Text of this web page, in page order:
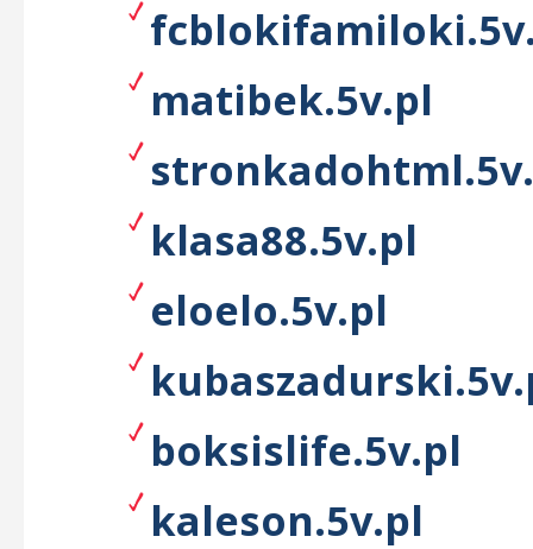
matibek.5v.pl
klasa88.5v.pl
eloelo.5v.pl
boksislife.5v.pl
kaleson.5v.pl